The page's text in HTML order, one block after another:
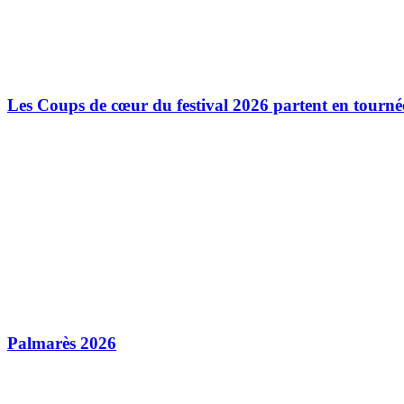
Les Coups de cœur du festival 2026 partent en
Palmarès 2026